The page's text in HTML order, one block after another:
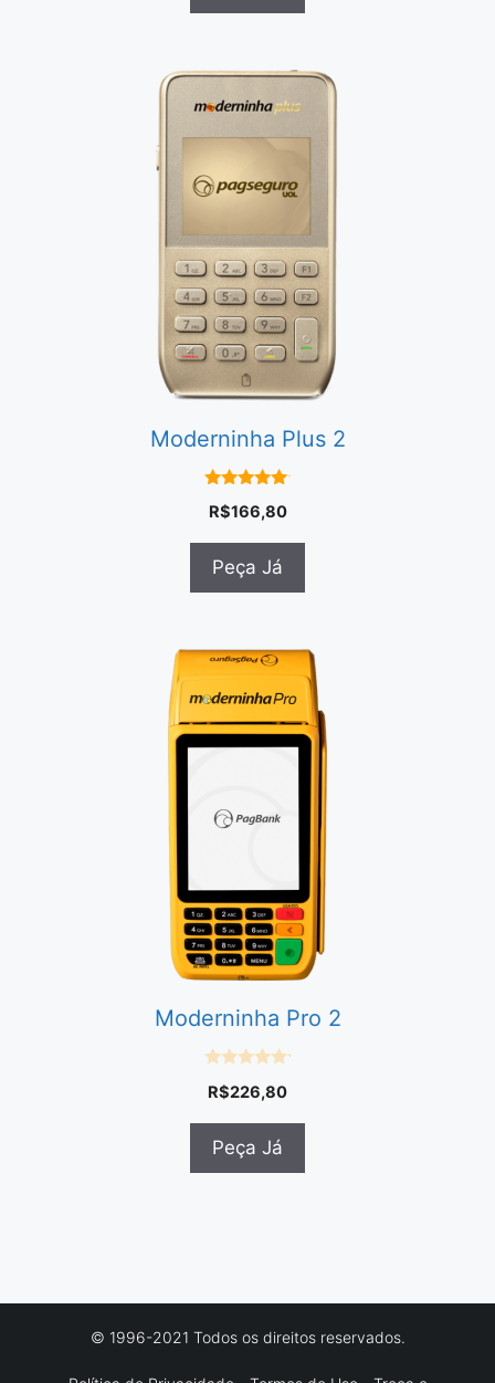
Moderninha Plus 2
em 5
R$166,80
Peça Já
Moderninha Pro 2
e
5
R$226,80
Peça Já
© 1996-2021 Todos os direitos reservados.